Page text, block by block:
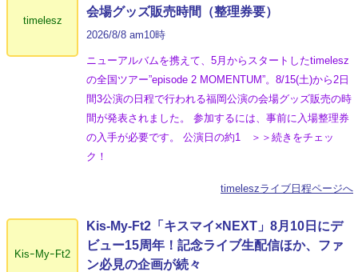
timelesz
会場グッズ販売時間（整理券要）
2026/8/8 am10時
ニューアルバムを携えて、5月からスタートしたtimelesz
の全国ツアー”episode 2 MOMENTUM”。8/15(土)から2日
間3公演の日程で行われる福岡公演の会場グッズ販売の時
間が発表されました。 参加するには、事前に入場整理券
の入手が必要です。 公演日の約1 ＞＞続きをチェッ
ク！
timeleszライブ日程ページへ
KisｰMyｰFt2
Kis-My-Ft2「キスマイ×NEXT」8月10日にデ
ビュー15周年！記念ライブ生配信ほか、ファ
ン必見の企画が続々